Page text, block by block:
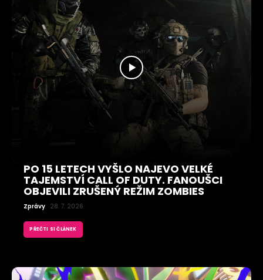
PO 15 LETECH VYŠLO NAJEVO VELKÉ
TAJEMSTVÍ CALL OF DUTY. FANOUŠCI
OBJEVILI ZRUŠENÝ REŽIM ZOMBIES
Zprávy 28. 7. 2026
PŘEČTI SI ČLÁNEK